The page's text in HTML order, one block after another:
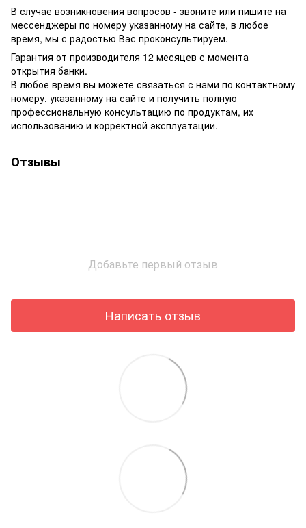
В случае возникновения вопросов - звоните или пишите на
мессенджеры по номеру указанному на сайте, в любое
время, мы с радостью Вас проконсультируем.
Гарантия от производителя 12 месяцев с момента
открытия банки.
В любое время вы можете связаться с нами по контактному
номеру, указанному на сайте и получить полную
профессиональную консультацию по продуктам, их
использованию и корректной эксплуатации.
Отзывы
Добавьте первый отзыв
Написать отзыв